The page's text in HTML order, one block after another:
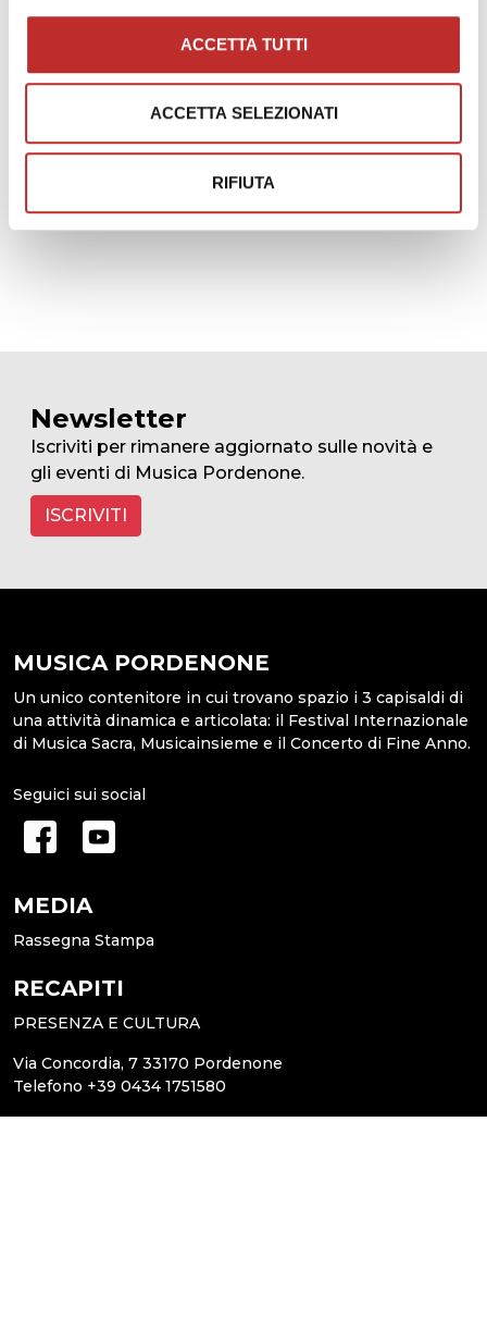
ACCETTA TUTTI
ACCETTA SELEZIONATI
RIFIUTA
Newsletter
Iscriviti per rimanere aggiornato sulle novità e
gli eventi di Musica Pordenone.
ISCRIVITI
MUSICA PORDENONE
Un unico contenitore in cui trovano spazio i 3 capisaldi di
una attività dinamica e articolata: il Festival Internazionale
di Musica Sacra, Musicainsieme e il Concerto di Fine Anno.
Seguici sui social
MEDIA
Rassegna Stampa
RECAPITI
PRESENZA E CULTURA
Via Concordia, 7 33170 Pordenone
Telefono +39 0434 1751580